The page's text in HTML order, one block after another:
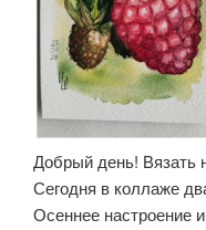
Добрый день! Вязать
Сегодня в коллаже
Осеннее настроение